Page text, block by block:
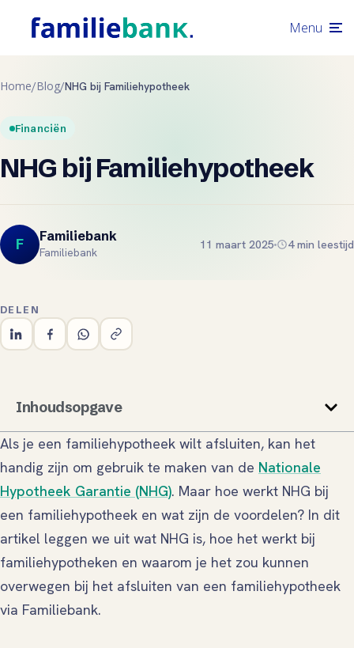
Menu
Home/Blog/NHG bij Familiehypotheek
Financiën
NHG bij Familiehypotheek
F
Familiebank
Familiebank
11 maart 2025 4 min leestijd
Inhoudsopgave
Als je een familiehypotheek wilt afsluiten, kan het
handig zijn om gebruik te maken van de Nationale
Hypotheek Garantie (NHG). Maar hoe werkt NHG bij
een familiehypotheek en wat zijn de voordelen? In dit
artikel leggen we uit wat NHG is, hoe het werkt bij
familiehypotheken en waarom je het zou kunnen
overwegen bij het afsluiten van een familiehypotheek
via Familiebank.
DELEN